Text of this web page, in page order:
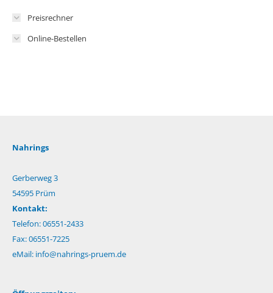
Preisrechner
Online-Bestellen
Nahrings
Gerberweg 3
54595 Prüm
Kontakt:
Telefon: 06551-2433
Fax: 06551-7225
eMail: info@nahrings-pruem.de